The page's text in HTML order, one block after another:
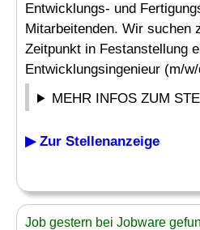
Entwicklungs- und
Mitarbeitenden. Wir suchen
Zeitpunkt in Festanstellung
Entwicklungsingenieur (m/
MEHR INFOS ZUM
▶ Zur Stellenanzeige
Job gestern bei Jobware